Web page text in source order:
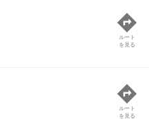
ルート
を見る
ルート
を見る